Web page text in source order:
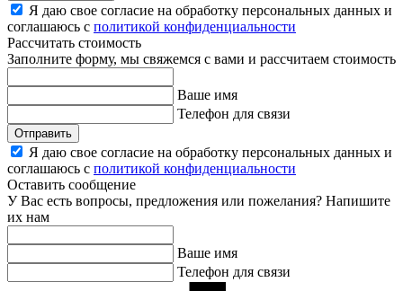
Я даю свое согласие на обработку персональных данных и
соглашаюсь с политикой конфиденциальности
Рассчитать стоимость
Заполните форму, мы свяжемся с вами и рассчитаем стоимость
Ваше имя
Телефон для связи
Отправить
Я даю свое согласие на обработку персональных данных и
соглашаюсь с политикой конфиденциальности
Оставить сообщение
У Вас есть вопросы, предложения или пожелания? Напишите
их нам
Ваше имя
Телефон для связи